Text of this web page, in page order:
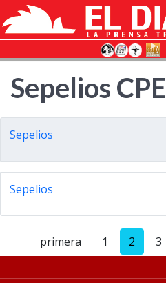
Sepelios CPE
Sepelios
Sepelios
primera 1 2 3